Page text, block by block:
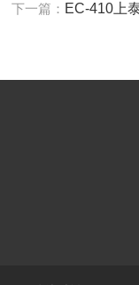
下一篇： EC-410上